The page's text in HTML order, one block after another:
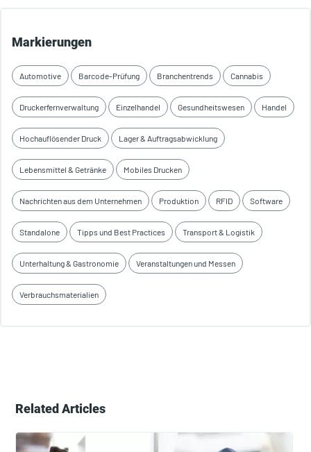
Markierungen
Automotive Barcode-Prüfung Branchentrends Cannabis
Druckerfernverwaltung Einzelhandel Gesundheitswesen Handel
Hochauflösender Druck Lager & Auftragsabwicklung
Lebensmittel & Getränke Mobiles Drucken
Nachrichten aus dem Unternehmen Produktion RFID Software
Standalone Tipps und Best Practices Transport & Logistik
Unterhaltung & Gastronomie Veranstaltungen und Messen
Verbrauchsmaterialien
Related Articles